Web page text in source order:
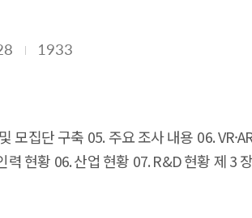
the labor market, and a lack of
Korea must also develop a national
을 보였다. Executive Summary
report that published since 2017,
and summarizes the main contents
every year, and China's
and new benchmarks have
has narrowed. In addition, the
promoted as the use of AI
1933